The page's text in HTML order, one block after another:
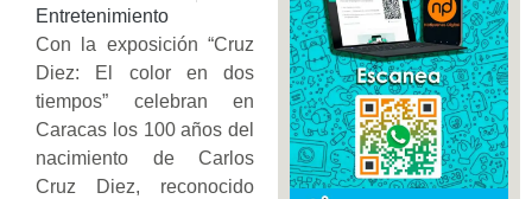
Entretenimiento
Con la exposición “Cruz
Diez: El color en dos
tiempos” celebran en
Caracas los 100 años del
nacimiento de Carlos
Cruz Diez, reconocido